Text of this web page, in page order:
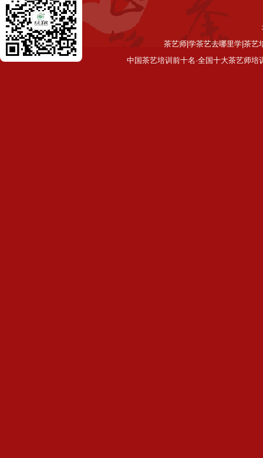
茶艺师|学茶艺去哪里学|茶艺
中国茶艺培训前十名·全国十大茶艺师培